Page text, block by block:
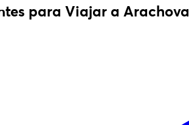
para Viajar a Arachova